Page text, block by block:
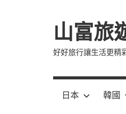
山富旅
好好旅行讓生活更精
日本 韓國